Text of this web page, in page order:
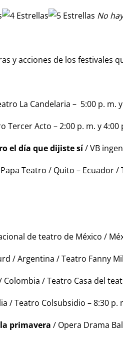
No
y acciones de los festivales
La Candelaria – 5:00 p. m.
Acto – 2:00 p. m. y 4:00
el día que dijiste sí/ VB
Teatro / Quito – Ecuador /
de teatro de México /
/ Argentina / Teatro Fanny
Colombia / Teatro Casa del
/ Teatro Colsubsidio – 8:30 p.
primavera / Opera Drama